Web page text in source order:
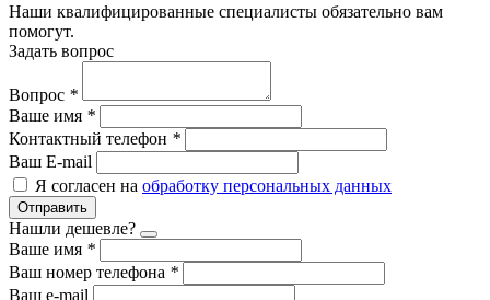
Наши квалифицированные специалисты обязательно вам
помогут.
Задать вопрос
Вопрос *
Ваше имя *
Контактный телефон *
Ваш E-mail
Я согласен на обработку персональных данных
Отправить
Нашли дешевле?
Ваше имя *
Ваш номер телефона *
Ваш e-mail